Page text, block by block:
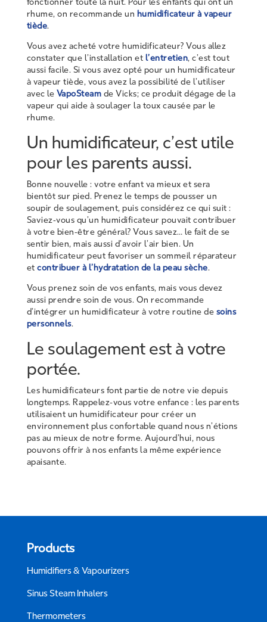
rhume, on recommande un humidificateur à vapeur
tiède.
Vous avez acheté votre humidificateur? Vous allez
constater que l’installation et l’entretien, c’est tout
aussi facile. Si vous avez opté pour un humidificateur
à vapeur tiède, vous avez la possibilité de l’utiliser
avec le VapoSteam de Vicks; ce produit dégage de la
vapeur qui aide à soulager la toux causée par le
rhume.
Un humidificateur, c’est utile
pour les parents aussi.
Bonne nouvelle : votre enfant va mieux et sera
bientôt sur pied. Prenez le temps de pousser un
soupir de soulagement, puis considérez ce qui suit :
Saviez-vous qu’un humidificateur pouvait contribuer
à votre bien-être général? Vous savez… le fait de se
sentir bien, mais aussi d’avoir l’air bien. Un
humidificateur peut favoriser un sommeil réparateur
etcontribuer à l’hydratation de la peau sèche.
Vous prenez soin de vos enfants, mais vous devez
aussi prendre soin de vous. On recommande
d’intégrer un humidificateur à votre routine de soins
personnels.
Le soulagement est à votre
portée.
Les humidificateurs font partie de notre vie depuis
longtemps. Rappelez-vous votre enfance : les parents
utilisaient un humidificateur pour créer un
environnement plus confortable quand nous n’étions
pas au mieux de notre forme. Aujourd’hui, nous
pouvons offrir à nos enfants la même expérience
apaisante.
Products
Humidifiers & Vapourizers
Sinus Steam Inhalers
Thermometers